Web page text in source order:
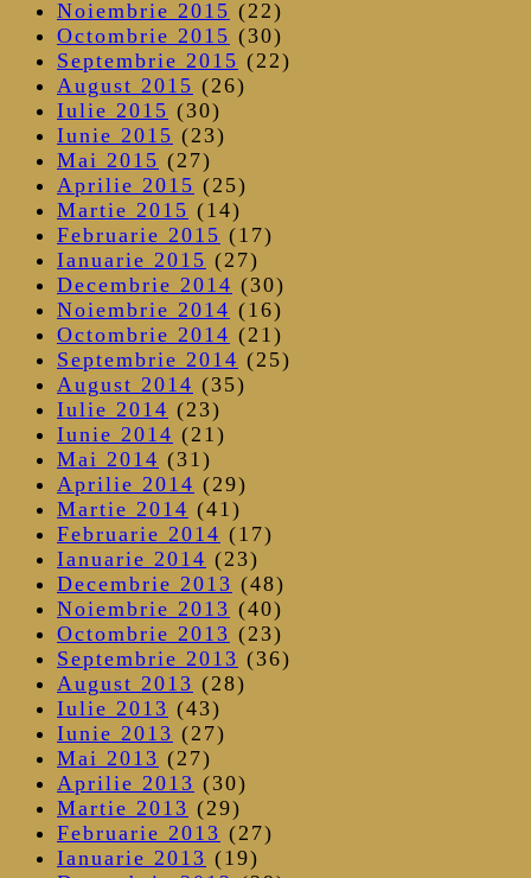
Noiembrie 2015 (22)
Octombrie 2015 (30)
Septembrie 2015 (22)
August 2015 (26)
Iulie 2015 (30)
Iunie 2015 (23)
Mai 2015 (27)
Aprilie 2015 (25)
Martie 2015 (14)
Februarie 2015 (17)
Ianuarie 2015 (27)
Decembrie 2014 (30)
Noiembrie 2014 (16)
Octombrie 2014 (21)
Septembrie 2014 (25)
August 2014 (35)
Iulie 2014 (23)
Iunie 2014 (21)
Mai 2014 (31)
Aprilie 2014 (29)
Martie 2014 (41)
Februarie 2014 (17)
Ianuarie 2014 (23)
Decembrie 2013 (48)
Noiembrie 2013 (40)
Octombrie 2013 (23)
Septembrie 2013 (36)
August 2013 (28)
Iulie 2013 (43)
Iunie 2013 (27)
Mai 2013 (27)
Aprilie 2013 (30)
Martie 2013 (29)
Februarie 2013 (27)
Ianuarie 2013 (19)